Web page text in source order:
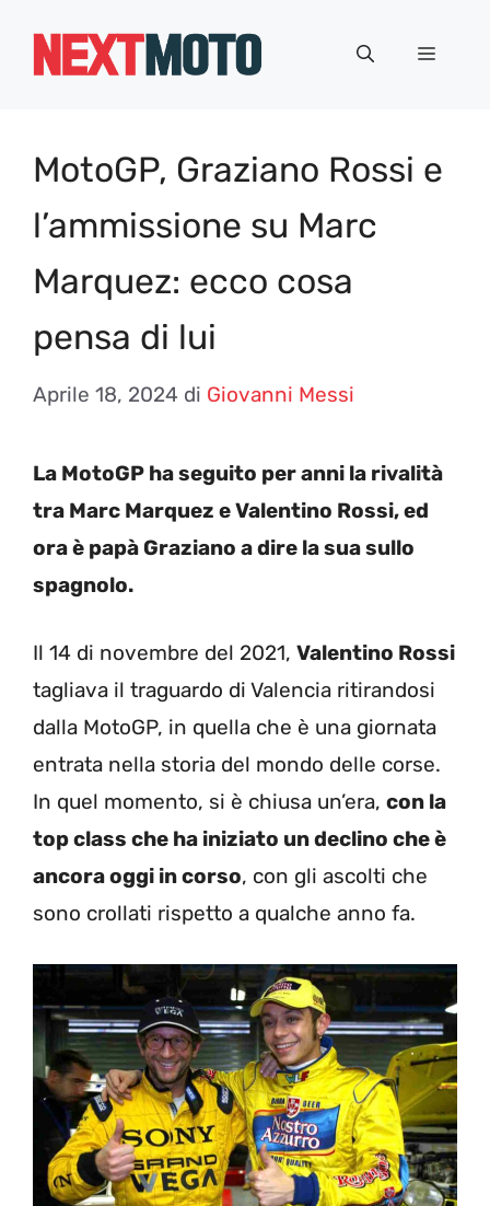
Menu
MotoGP, Graziano Rossi e
l’ammissione su Marc
Marquez: ecco cosa
pensa di lui
Aprile 18, 2024 di Giovanni Messi
La MotoGP ha seguito per anni la rivalità
tra Marc Marquez e Valentino Rossi, ed
ora è papà Graziano a dire la sua sullo
spagnolo.
Il 14 di novembre del 2021, Valentino Rossi
tagliava il traguardo di Valencia ritirandosi
dalla MotoGP, in quella che è una giornata
entrata nella storia del mondo delle corse.
In quel momento, si è chiusa un’era, con la
top class che ha iniziato un declino che è
ancora oggi in corso, con gli ascolti che
sono crollati rispetto a qualche anno fa.